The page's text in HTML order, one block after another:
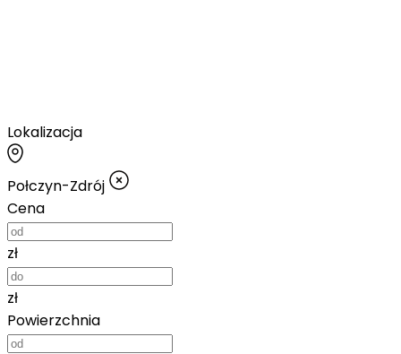
Lokalizacja
Połczyn-Zdrój
Cena
zł
zł
Powierzchnia